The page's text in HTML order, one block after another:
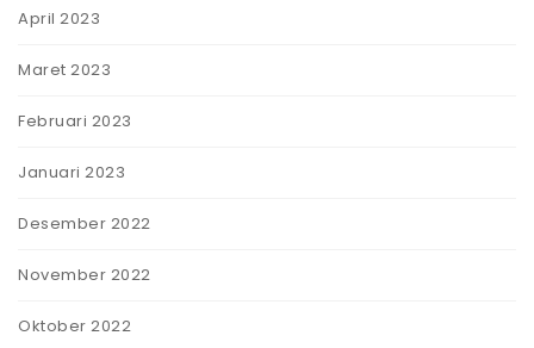
April 2023
Maret 2023
Februari 2023
Januari 2023
Desember 2022
November 2022
Oktober 2022